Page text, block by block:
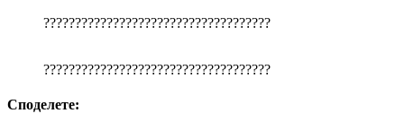
????????????????????????????????????
????????????????????????????????????
Споделeте: